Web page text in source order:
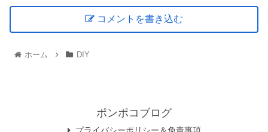
コメントを書き込む
ホーム DIY
ポンポコブログ